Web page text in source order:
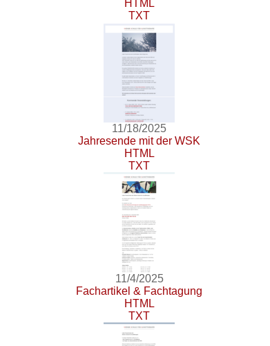
HTML
TXT
11/18/2025
Jahresende mit der WSK
HTML
TXT
11/4/2025
Fachartikel & Fachtagung
HTML
TXT